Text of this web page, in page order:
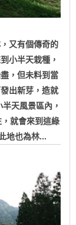
又有個傳奇的
小半天栽種，
，但未料到當
出新芽，造就
天風景區內，
就會來到這綠
地也為林...